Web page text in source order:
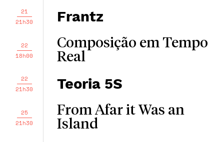
21
21h30
Frantz
22
18h00
Composição em Tempo
Real
22
21h30
Teoria 5S
25
21h30
From Afar it Was an
Island